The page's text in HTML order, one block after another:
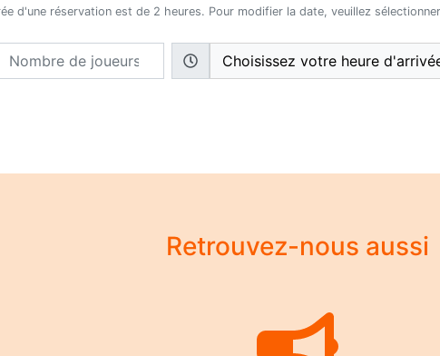
d'une réservation est de 2 heures. Pour modifier la date, veuillez
Choisissez votre heure
Retrouvez-nous aussi